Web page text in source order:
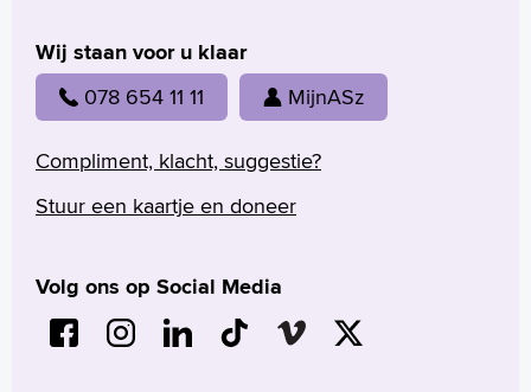
Français
Polski
Türkçe
Arabisch
Wij staan voor u klaar
078 654 11 11 MijnASz
Compliment, klacht, suggestie?
Stuur een kaartje en doneer
Volg ons op Social Media